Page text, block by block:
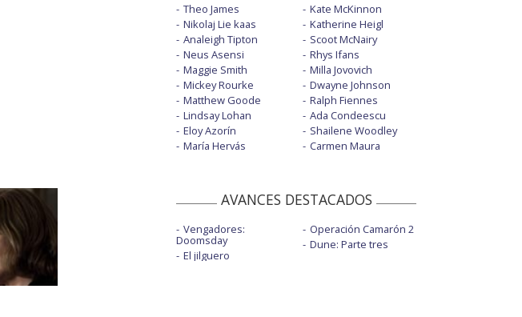
Theo James
Nikolaj Lie kaas
Analeigh Tipton
Neus Asensi
Maggie Smith
Mickey Rourke
Matthew Goode
Lindsay Lohan
Eloy Azorín
María Hervás
Kate McKinnon
Katherine Heigl
Scoot McNairy
Rhys Ifans
Milla Jovovich
Dwayne Johnson
Ralph Fiennes
Ada Condeescu
Shailene Woodley
Carmen Maura
AVANCES DESTACADOS
Vengadores:
Doomsday
El jilguero
Operación Camarón 2
Dune: Parte tres